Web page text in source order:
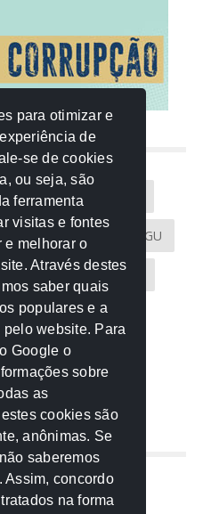
AMM
CAU-MT CGU
MPC-MT MPE-MT
PGE-MT PGR
para otimizar e
de
se de cookies
ou seja, são
ferramenta
visitas e fontes
e melhorar o
Através destes
saber quais
populares e a
website. Para
Google o
sobre
as
cookies são
anônimas. Se
saberemos
Assim, concordo
na forma